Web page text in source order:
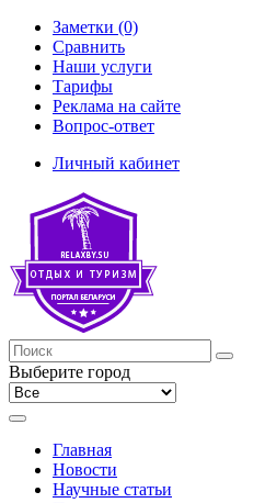
Заметки (0)
Сравнить
Наши услуги
Тарифы
Реклама на сайте
Вопрос-ответ
Личный кабинет
Выберите город
Главная
Новости
Научные статьи